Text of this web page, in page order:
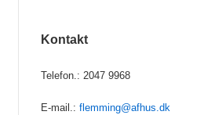
Kontakt
Telefon.: 2047 9968
E-mail.: flemming@afhus.dk